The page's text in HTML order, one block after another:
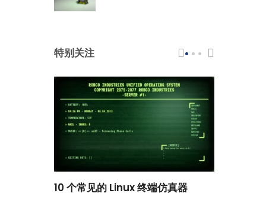
特别关注
10 个常见的 Linux 终端仿真器